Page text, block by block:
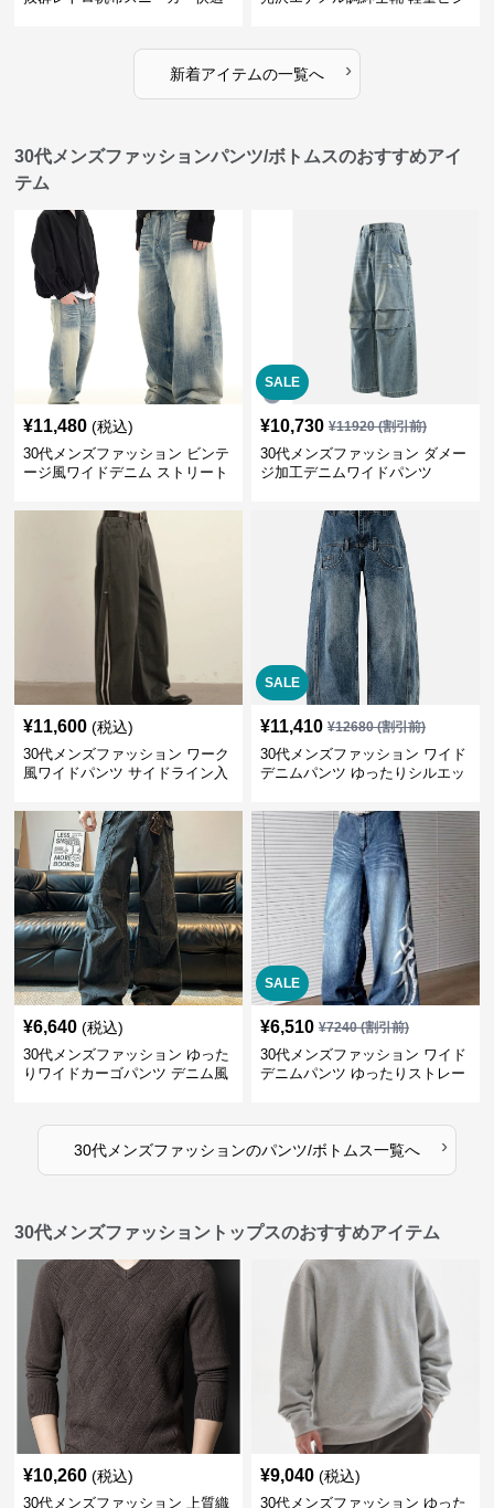
新着アイテムの一覧へ ›
30代メンズファッションパンツ/ボトムスのおすすめアイ
テム
¥11,480 (税込)
30代メンズファッション ビンテ
ージ風ワイドデニム ストリート
SALE
¥10,730 ¥11920(割引前)
30代メンズファッション ダメー
ジ加工デニムワイドパンツ
¥11,600 (税込)
30代メンズファッション ワーク
風ワイドパンツ サイドライン入
SALE
¥11,410 ¥12680(割引前)
30代メンズファッション ワイド
デニムパンツ ゆったりシルエッ
¥6,640 (税込)
30代メンズファッション ゆった
りワイドカーゴパンツ デニム風
SALE
¥6,510 ¥7240(割引前)
30代メンズファッション ワイド
デニムパンツ ゆったりストレー
30代メンズファッションのパンツ/ボトムス一覧へ ›
30代メンズファッショントップスのおすすめアイテム
¥10,260 (税込)
30代メンズファッション 上質織
¥9,040 (税込)
30代メンズファッション ゆった